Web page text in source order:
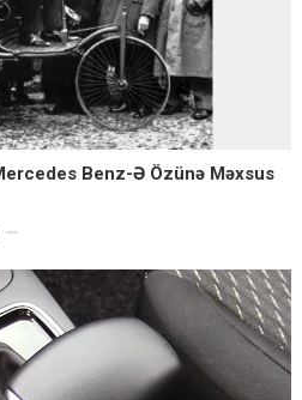
Benz-Ə Özünə Məxsus